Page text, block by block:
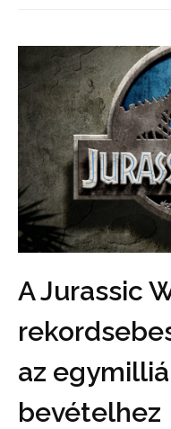
A Jurassic
az
bevételhez